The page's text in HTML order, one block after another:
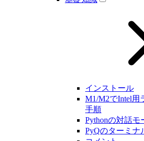
インストール
M1/M2でIntel用
手順
Pythonの対話モ
PyQのターミナ